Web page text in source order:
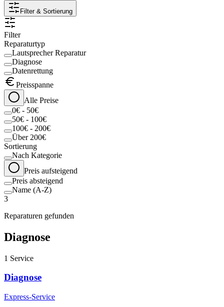
Filter & Sortierung
Filter
Reparaturtyp
Lautsprecher Reparatur
Diagnose
Datenrettung
Preisspanne
Alle Preise
0€ - 50€
50€ - 100€
100€ - 200€
Über 200€
Sortierung
Nach Kategorie
Preis aufsteigend
Preis absteigend
Name (A-Z)
3
Reparaturen gefunden
Diagnose
1 Service
Diagnose
Express-Service